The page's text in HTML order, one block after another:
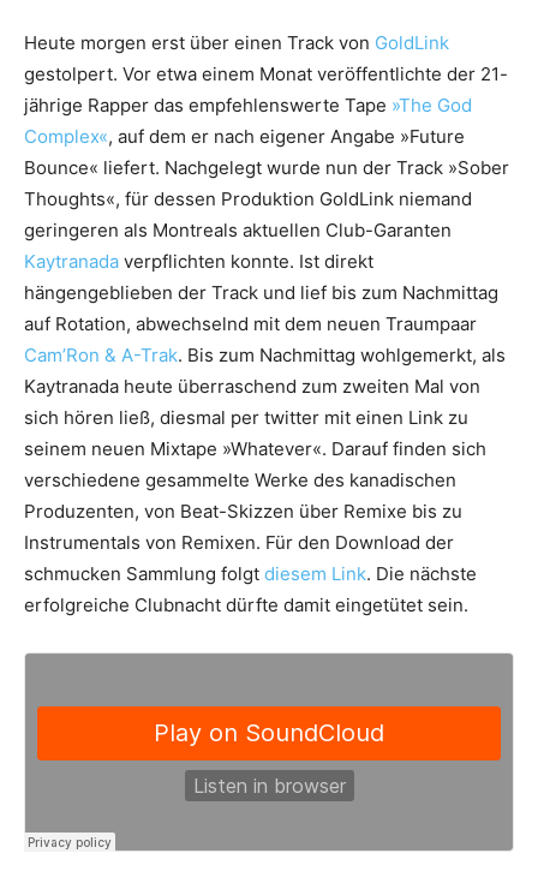
Heute morgen erst über einen Track von GoldLink
gestolpert. Vor etwa einem Monat veröffentlichte der 21-
jährige Rapper das empfehlenswerte Tape »The God
Complex«, auf dem er nach eigener Angabe »Future
Bounce« liefert. Nachgelegt wurde nun der Track »Sober
Thoughts«, für dessen Produktion GoldLink niemand
geringeren als Montreals aktuellen Club-Garanten
Kaytranada verpflichten konnte. Ist direkt
hängengeblieben der Track und lief bis zum Nachmittag
auf Rotation, abwechselnd mit dem neuen Traumpaar
Cam’Ron & A-Trak. Bis zum Nachmittag wohlgemerkt, als
Kaytranada heute überraschend zum zweiten Mal von
sich hören ließ, diesmal per twitter mit einen Link zu
seinem neuen Mixtape »Whatever«. Darauf finden sich
verschiedene gesammelte Werke des kanadischen
Produzenten, von Beat-Skizzen über Remixe bis zu
Instrumentals von Remixen. Für den Download der
schmucken Sammlung folgt diesem Link. Die nächste
erfolgreiche Clubnacht dürfte damit eingetütet sein.